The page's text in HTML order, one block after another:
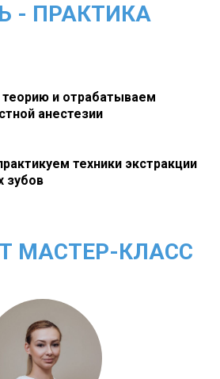
- ПРАКТИКА
и отрабатываем
анестезии
техники экстракции
зубов
МАСТЕР-КЛАСС